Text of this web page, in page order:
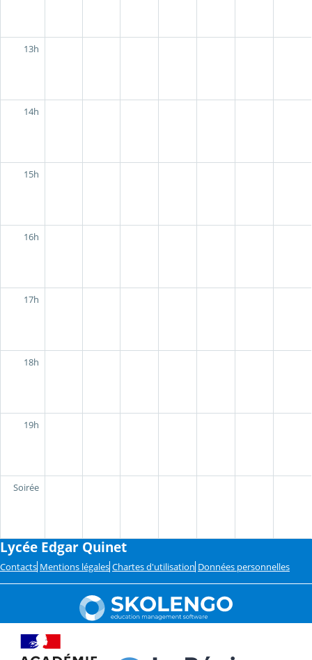
13h
14h
15h
16h
17h
18h
19h
Soirée
Lycée Edgar Quinet
Contacts Mentions légales Chartes d'utilisation Données personnelles